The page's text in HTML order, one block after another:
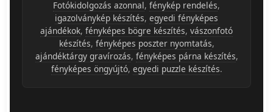
Fotókidolgozás azonnal, fénykép rendelés,
igazolványkép készítés, egyedi fényképes
ajándékok, fényképes bögre készítés, vászonfotó
készítés, fényképes poszter nyomtatás,
ajándéktárgy gravírozás, fényképes párna készítés,
fényképes öngyújtó, egyedi puzzle készítés.